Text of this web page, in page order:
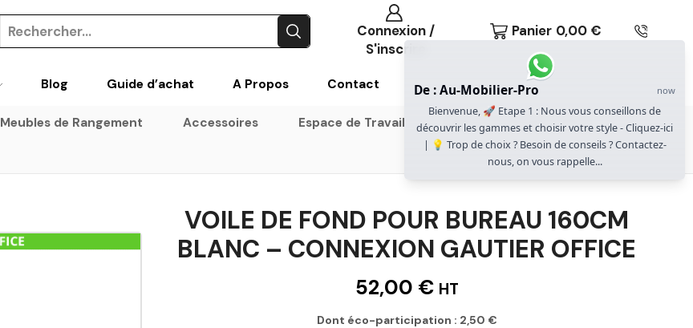
Connexion /
S'inscrire
Panier 0,00 €
Blog Guide d’achat A Propos Contact
Meubles de Rangement Accessoires Espace de Travail Gammes Gautier Office
VOILE DE FOND POUR BUREAU 160CM
BLANC – CONNEXION GAUTIER OFFICE
52,00 € HT
Dont éco-participation : 2,50 €
De : Au-Mobilier-Pro now
Bienvenue, 🚀 Etape 1 : Nous vous conseillons de
découvrir les gammes et choisir votre style - Cliquez-ici
| 💡 Trop de choix ? Besoin de conseils ? Contactez-
nous, on vous rappelle...